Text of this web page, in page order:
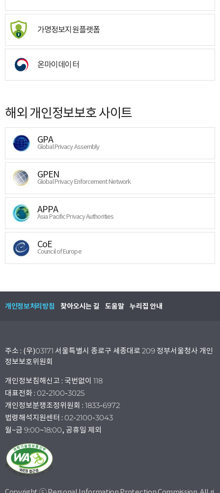
가명정보지원플랫폼
온마이데이터
해외 개인정보보호 사이트
GPA
Global Privacy Assembly
GPEN
Global Privacy Enforcement Network
APPA
Asia Pacific Privacy Authorities
CoE
Council of Europe
개인정보처리방침 찾아오시는 길 도움말 누리집 안내
주소 : (우)03171 서울특별시 종로구 세종대로 209 정부서울청사 개인
정보보호위원회
개인정보침해신고 : 국번없이 118
대표전화 : 02-2100-3025
개인정보분쟁조정위원회 : 1833-6972
법령해석지원센터 : 02-2100-3043
월~금 9:00~18:00, 공휴일 제외